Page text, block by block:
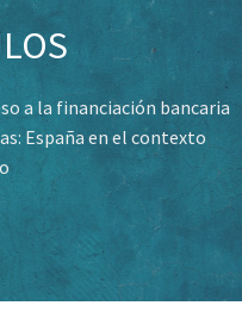
a la financiación bancaria
España en el contexto